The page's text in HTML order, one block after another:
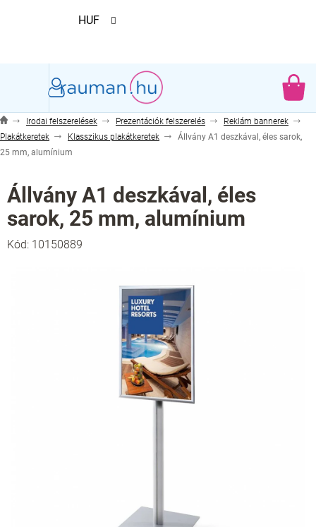
HUF
Irodai felszerelések Prezentációk felszerelés
Reklám bannerek
Plakátkeretek
Klasszikus plakátkeretek
Állvány A1 deszkával, éles sarok,
25 mm, alumínium
Állvány A1 deszkával, éles
sarok, 25 mm, alumínium
Kód: 10150889